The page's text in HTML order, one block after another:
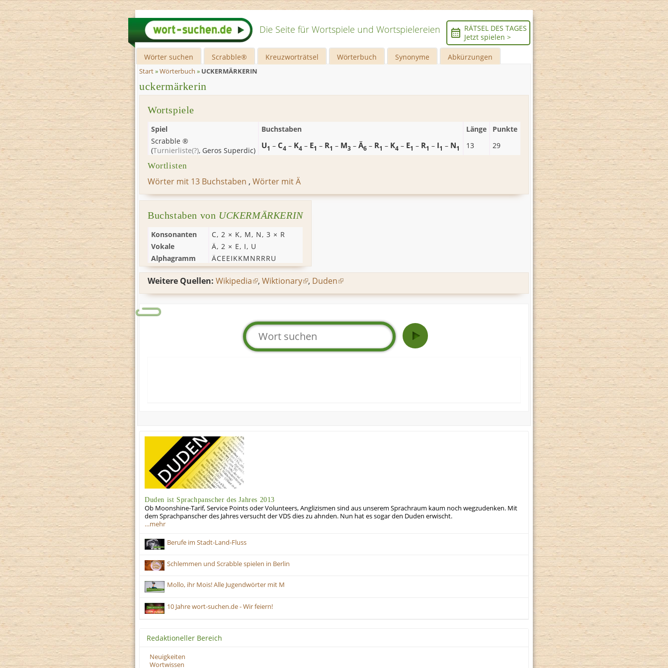
Die Seite für Wortspiele und Wortspielereien
RÄTSEL DES TAGES
Jetzt spielen >
Wörter suchen Scrabble® Kreuzworträtsel Wörterbuch Synonyme Abkürzungen
Start»Wörterbuch » UCKERMÄRKERIN
uckermärkerin
Wortspiele
Spiel Buchstaben Länge
Punkte
Scrabble ®
(Turnierliste(?), Geros Superdic) U1 – C4 – K4 – E1 – R1 – M3 – Ä6 – R1 – K4 – E1 – R1 – I1 – N1 13 29
Wortlisten
Wörter mit 13 Buchstaben , Wörter mit Ä
Buchstaben von UCKERMÄRKERIN
Konsonanten C, 2 × K, M, N, 3 × R
Vokale
Ä, 2 × E, I, U
Alphagramm
ÄCEEIKKMNRRRU
Weitere Quellen: Wikipedia , Wiktionary , Duden
Duden ist Sprachpanscher des Jahres 2013
Ob Moonshine-Tarif, Service Points oder Volunteers, Anglizismen sind aus unserem Sprachraum kaum noch wegzudenken. Mit
dem Sprachpanscher des Jahres versucht der VDS dies zu ahnden. Nun hat es sogar den Duden erwischt.
…mehr
Berufe im Stadt-Land-Fluss
Schlemmen und Scrabble spielen in Berlin
Mollo, ihr Mois! Alle Jugendwörter mit M
10 Jahre wort-suchen.de - Wir feiern!
Redaktioneller Bereich
Neuigkeiten
Wortwissen